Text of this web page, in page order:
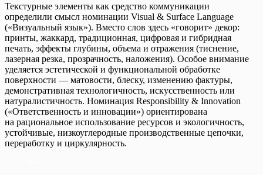
Текстурные элементы как средство коммуникации
определили смысл номинации Visual & Surface Language
(«Визуальный язык»). Вместо слов здесь «говорит» декор:
принты, жаккард, традиционная, цифровая и гибридная
печать, эффекты глубины, объема и отражения (тиснение,
лазерная резка, прозрачность, наложения). Особое внимание
уделяется эстетической и функциональной обработке
поверхности — матовости, блеску, изменению фактуры,
демонстративная технологичность, искусственность или
натуралистичность. Номинация Responsibility & Innovation
(«Ответственность и инновации») ориентирована
на рациональное использование ресурсов и экологичность,
устойчивые, низкоуглеродные производственные цепочки,
переработку и циркулярность.